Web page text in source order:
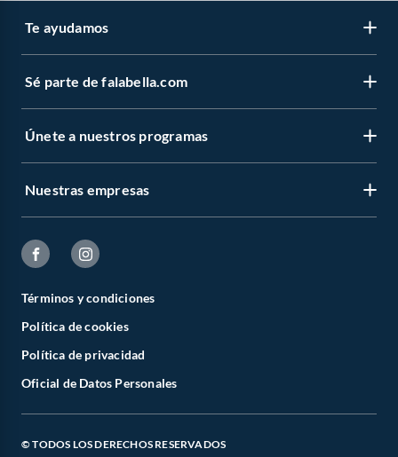
Te ayudamos
Sé parte de falabella.com
Únete a nuestros programas
Nuestras empresas
Términos y condiciones
Política de cookies
Política de privacidad
Oficial de Datos Personales
© TODOS LOS DERECHOS RESERVADOS